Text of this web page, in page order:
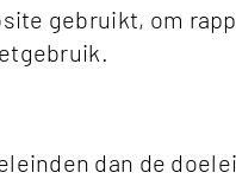
gebruikt, om
dan de